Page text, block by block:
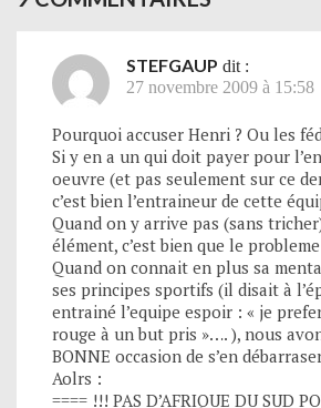
STEFGAUP dit :
27 novembre 2009 à 15:58
Pourquoi accuser Henri ? Ou les
Si y en a un qui doit payer pour
oeuvre (et pas seulement sur ce
c’est bien l’entraineur de cette
Quand on y arrive pas (sans
élément, c’est bien que le
Quand on connait en plus sa
ses principes sportifs (il disait à
entrainé l’equipe espoir : « je
rouge à un but pris »…. ), nous
BONNE occasion de s’en
Aolrs :
==== !!! PAS D’AFRIQUE DU SUD